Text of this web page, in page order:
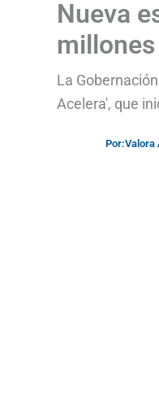
Nueva
La
Acelera', que
Por:Valora